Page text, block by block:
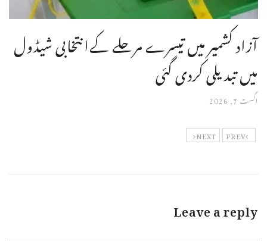
آزاد کشمیر میں تیسرے مرحلے کےانتخابی شیڈول
میں تبدیلی کردی گئی
اگست 7, 2026
PREV
NEXT
Leave a reply